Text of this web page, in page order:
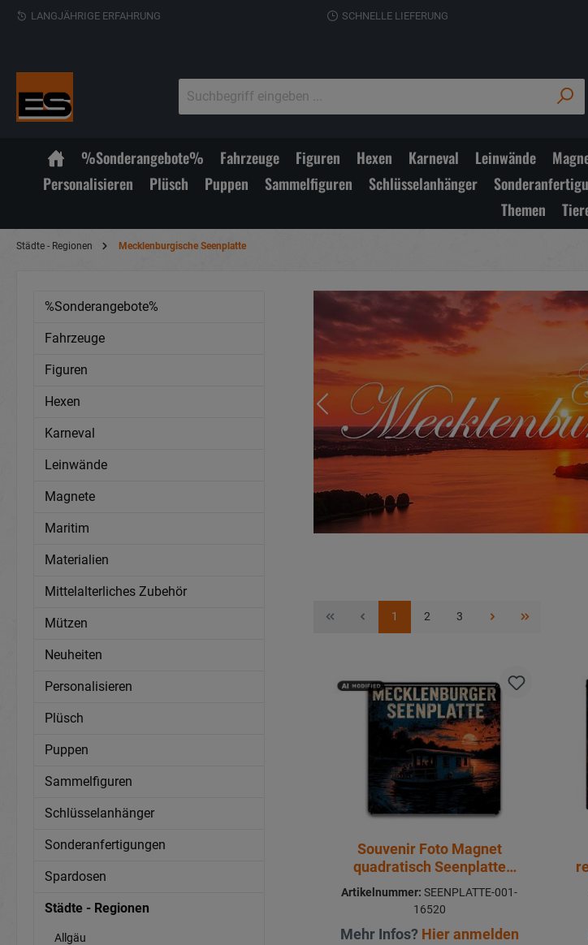
LANGJÄHRIGE ERFAHRUNG SCHNELLE LIEFERUNG
%Sonderangebote% Fahrzeuge Figuren Hexen Karneval Leinwände
Personalisieren
Plüsch Puppen Sammelfiguren Schlüsselanhänger
Themen
Städte - Regionen Mecklenburgische Seenplatte
%Sonderangebote%
Fahrzeuge
Figuren
Hexen
Karneval
Leinwände
Magnete
Maritim
Materialien
Mittelalterliches Zubehör
Mützen
Neuheiten
Personalisieren
Plüsch
Puppen
Sammelfiguren
Schlüsselanhänger
Sonderanfertigungen
Spardosen
Städte - Regionen
Allgäu
1 2 3
Souvenir Foto Magnet
quadratisch Seenplatte
6,5x6,5cm
Artikelnummer: SEENPLATTE-001-
16520
Mehr Infos? Hier anmelden